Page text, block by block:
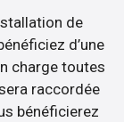
de
d’une
charge toutes
raccordée
bénéficierez